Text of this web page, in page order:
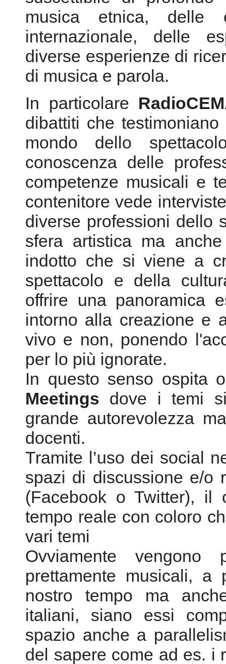
In particolare
dibattiti che
mondo dello
conoscenza delle
competenze musicali e
contenitore vede
diverse professioni dello
sfera artistica ma
indotto che si viene a
spettacolo e della
offrire una panoramica
intorno alla creazione e
vivo e non, ponendo
per lo più ignorate.
In questo senso ospita
Meetingsdove i temi
grande autorevolezza
docenti.
Tramite l’uso dei social
spazi di discussione e/o
(Facebook o Twitter), il
tempo reale con coloro
vari temi
Ovviamente
prettamente musicali, a
nostro tempo ma
italiani, siano essi
spazio anche a
del sapere come ad es. i
scientifico e
collegamenti di forte
Qui trovano spazio gli
DiversiBOXmettono in